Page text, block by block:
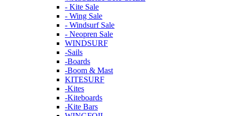
- Kite Sale
- Wing Sale
- Windsurf Sale
- Neopren Sale
WINDSURF
-Sails
-Boards
-Boom & Mast
KITESURF
-Kites
-Kiteboards
-Kite Bars